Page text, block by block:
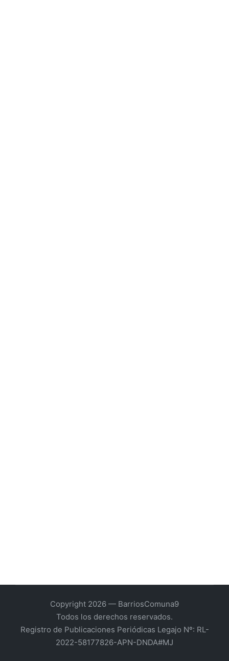
Copyright 2026 — BarriosComuna9
Todos los derechos reservados.
Registro de Publicaciones Periódicas Legajo Nº: RL-
2022-58177826-APN-DNDA#MJ